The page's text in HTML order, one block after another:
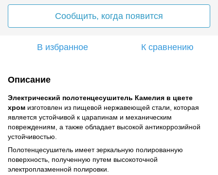
Сообщить, когда появится
В избранное К сравнению
Описание
Электрический полотенцесушитель Камелия в цвете
хром изготовлен из пищевой нержавеющей стали, которая
является устойчивой к царапинам и механическим
повреждениям, а также обладает высокой антикоррозийной
устойчивостью.
Полотенцесушитель имеет зеркальную полированную
поверхность, полученную путем высокоточной
электроплазменной полировки.